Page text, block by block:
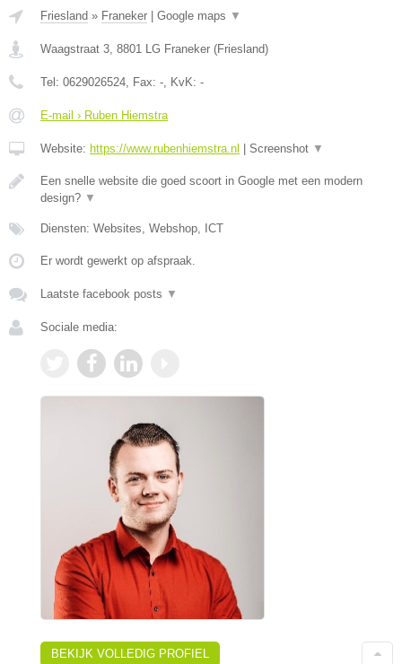
Friesland » Franeker Google maps ▼
Waagstraat 3, 8801 LG Franeker (Friesland)
Tel: 0629026524, Fax: -, KvK: -
E-mail › Ruben Hiemstra
Website: https://www.rubenhiemstra.nl Screenshot ▼
Een snelle website die goed scoort in Google met een modern
design? ▼
Diensten: Websites, Webshop, ICT
Er wordt gewerkt op afspraak.
Laatste facebook posts ▼
Sociale media:
BEKIJK VOLLEDIG PROFIEL